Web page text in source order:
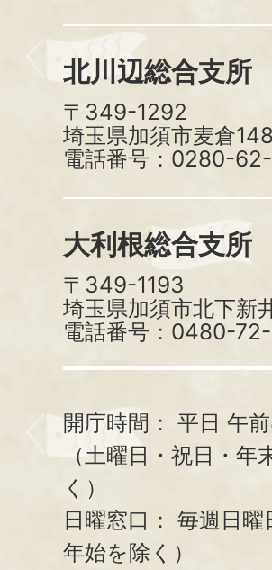
北川辺総合支所
〒349-1292
埼玉県加須市麦倉
電話番号：0280-62-
大利根総合支所
〒349-1193
埼玉県加須市北下新
電話番号：0480-72-
開庁時間： 平日 午
（土曜日・祝日・年
く）
日曜窓口： 毎週日
年始を除く）